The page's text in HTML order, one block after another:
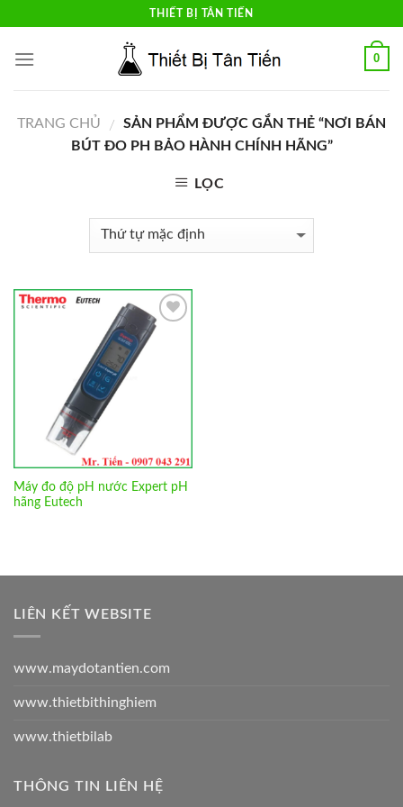
content
THIẾT BỊ TÂN TIẾN
0
TRANG CHỦ /
SẢN PHẨM ĐƯỢC GẮN THẺ “NƠI BÁN
BÚT ĐO PH BẢO HÀNH CHÍNH HÃNG”
LỌC
Add to
Wishlist
Máy đo độ pH nước Expert pH
hãng Eutech
LIÊN KẾT WEBSITE
www.maydotantien.com
www.thietbithinghiem
www.thietbilab
THÔNG TIN LIÊN HỆ